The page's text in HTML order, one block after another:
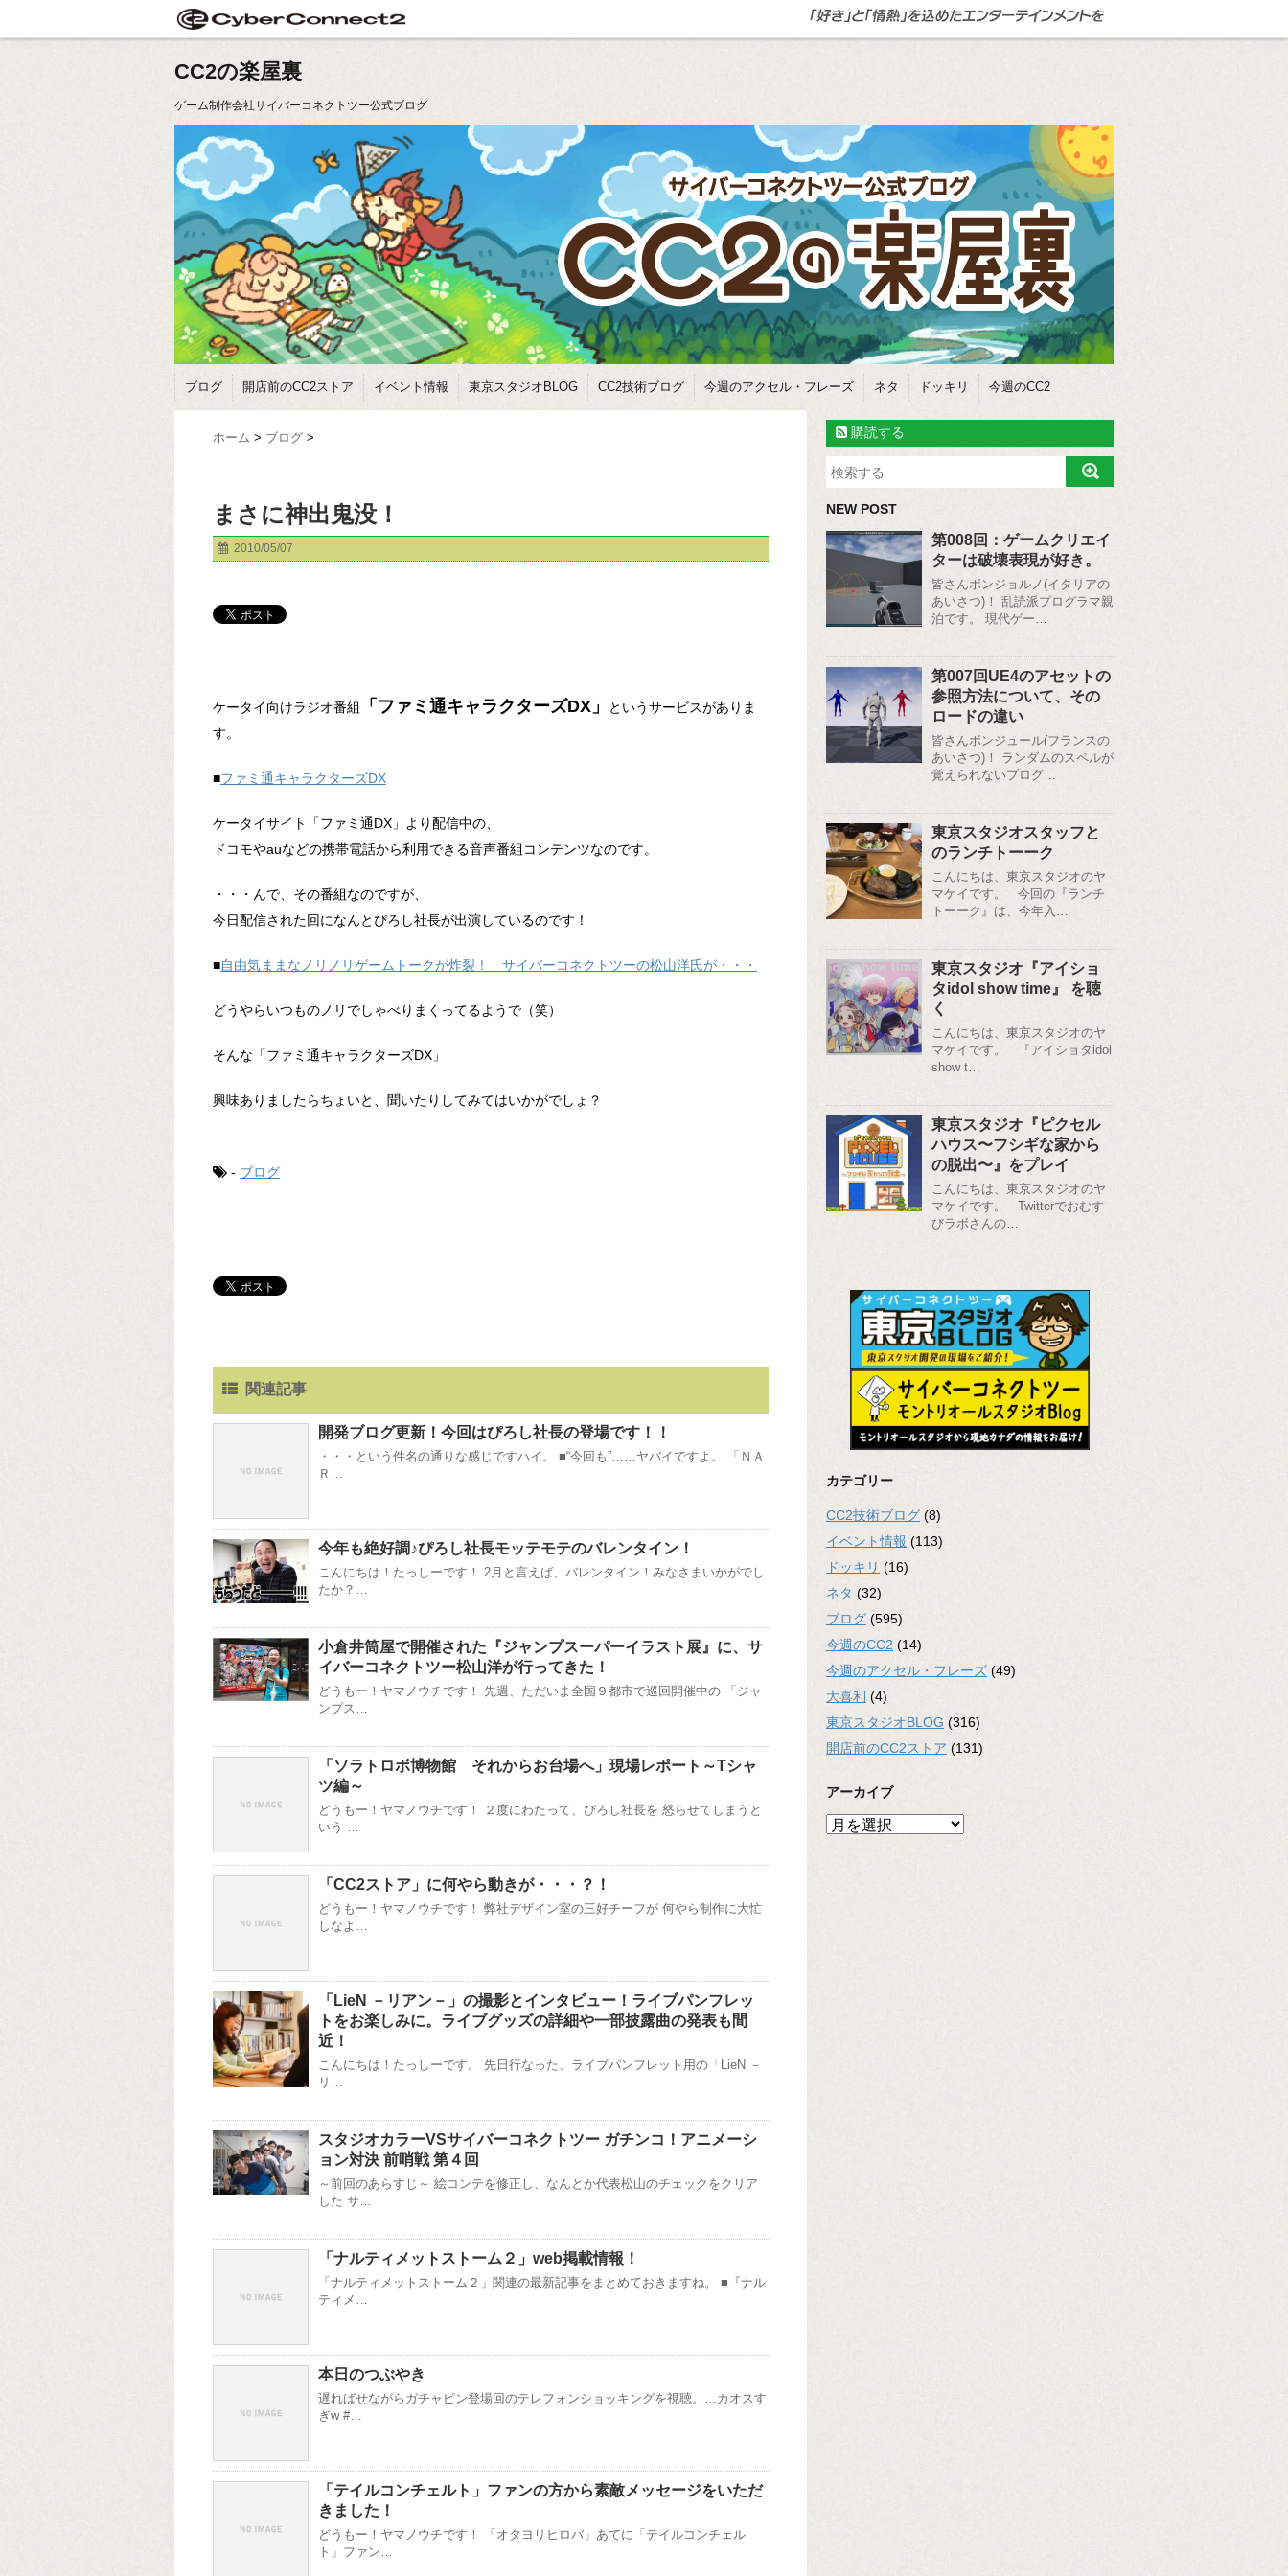
CC2の楽屋裏
ゲーム制作会社サイバーコネクトツー公式ブログ
ブログ 開店前のCC2ストア イベント情報 東京スタジオBLOG CC2技術ブログ 今週のアクセル・フレーズ ネタ ドッキリ 今週のCC2
ホーム > ブログ >
まさに神出鬼没！
2010/05/07
ケータイ向けラジオ番組 「ファミ通キャラクターズDX」
というサービスがありま
す。
■ファミ通キャラクターズDX
ケータイサイト「ファミ通DX」より配信中の、
ドコモやauなどの携帯電話から利用できる音声番組コンテンツなのです。
・・・んで、その番組なのですが、
今日配信された回になんとぴろし社長が出演しているのです！
■自由気ままなノリノリゲームトークが炸裂！ サイバーコネクトツーの松山洋氏が・・・
どうやらいつものノリでしゃべりまくってるようで（笑）
そんな「ファミ通キャラクターズDX」
興味ありましたらちょいと、聞いたりしてみてはいかがでしょ？
- ブログ
関連記事
開発ブログ更新！今回はぴろし社長の登場です！！
・・・という件名の通りな感じですハイ。 ■“今回も”……ヤバイですよ。 「ＮＡ
Ｒ…
今年も絶好調♪ぴろし社長モッテモテのバレンタイン！
こんにちは！たっしーです！ 2月と言えば、バレンタイン！みなさまいかがでし
たか？…
小倉井筒屋で開催された『ジャンプスーパーイラスト展』に、サ
イバーコネクトツー松山洋が行ってきた！
どうもー！ヤマノウチです！ 先週、ただいま全国９都市で巡回開催中の 「ジャ
ンプス…
「ソラトロボ博物館 それからお台場へ」現場レポート～Tシャ
ツ編～
どうもー！ヤマノウチです！ ２度にわたって、ぴろし社長を 怒らせてしまうと
いう …
「CC2ストア」に何やら動きが・・・？！
どうもー！ヤマノウチです！ 弊社デザイン室の三好チーフが 何やら制作に大忙
しなよ…
「LieN －リアン－」の撮影とインタビュー！ライブパンフレッ
トをお楽しみに。ライブグッズの詳細や一部披露曲の発表も間
近！
こんにちは！たっしーです。 先日行なった、ライブパンフレット用の「LieN －
リ…
スタジオカラーVSサイバーコネクトツー ガチンコ！アニメーシ
ョン対決 前哨戦 第４回
～前回のあらすじ～ 絵コンテを修正し、なんとか代表松山のチェックをクリア
した サ…
「ナルティメットストーム２」web掲載情報！
「ナルティメットストーム２」関連の最新記事をまとめておきますね。 ■『ナル
ティメ…
本日のつぶやき
遅ればせながらガチャピン登場回のテレフォンショッキングを視聴。…カオスす
ぎw #…
「テイルコンチェルト」ファンの方から素敵メッセージをいただ
きました！
どうもー！ヤマノウチです！ 「オタヨリヒロバ」あてに「テイルコンチェル
ト」ファン…
購読する
NEW POST
第008回：ゲームクリエイ
ターは破壊表現が好き。
皆さんボンジョルノ(イタリアの
あいさつ)！ 乱読派プログラマ親
泊です。 現代ゲー…
第007回UE4のアセットの
参照方法について、その
ロードの違い
皆さんボンジュール(フランスの
あいさつ)！ ランダムのスペルが
覚えられないプログ…
東京スタジオスタッフと
のランチトーーク
こんにちは、東京スタジオのヤ
マケイです。 今回の『ランチ
トーーク』は、今年入…
東京スタジオ『アイショ
タidol show time』 を聴
く
こんにちは、東京スタジオのヤ
マケイです。 『アイショタidol
show t…
東京スタジオ『ピクセル
ハウス〜フシギな家から
の脱出〜』をプレイ
こんにちは、東京スタジオのヤ
マケイです。 Twitterでおむす
びラボさんの…
カテゴリー
CC2技術ブログ (8)
イベント情報 (113)
ドッキリ (16)
ネタ (32)
ブログ (595)
今週のCC2 (14)
今週のアクセル・フレーズ (49)
大喜利 (4)
東京スタジオBLOG (316)
開店前のCC2ストア (131)
アーカイブ
ア